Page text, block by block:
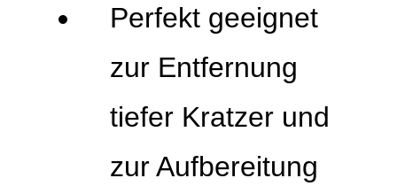
Perfekt geeignet
zur Entfernung
tiefer Kratzer und
zur Aufbereitung